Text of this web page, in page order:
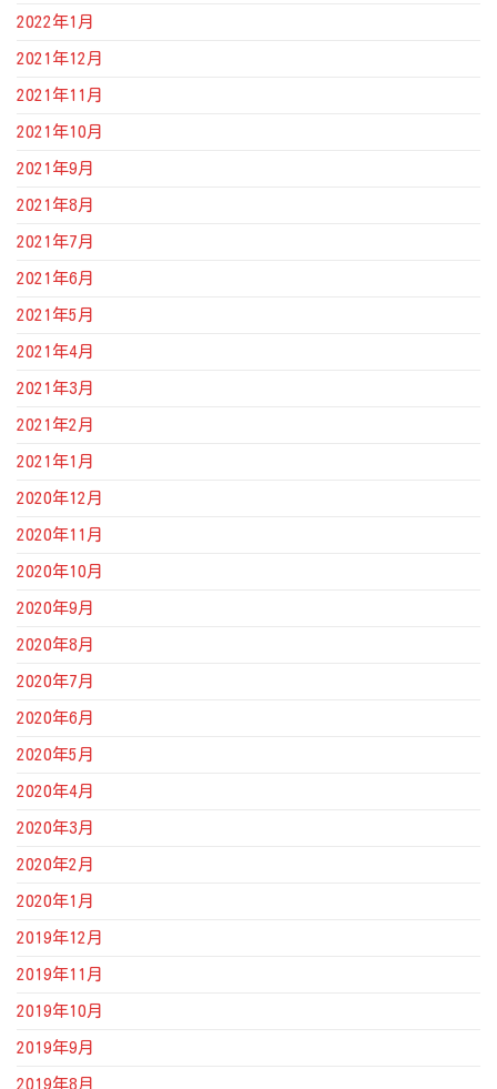
2022年1月
2021年12月
2021年11月
2021年10月
2021年9月
2021年8月
2021年7月
2021年6月
2021年5月
2021年4月
2021年3月
2021年2月
2021年1月
2020年12月
2020年11月
2020年10月
2020年9月
2020年8月
2020年7月
2020年6月
2020年5月
2020年4月
2020年3月
2020年2月
2020年1月
2019年12月
2019年11月
2019年10月
2019年9月
2019年8月